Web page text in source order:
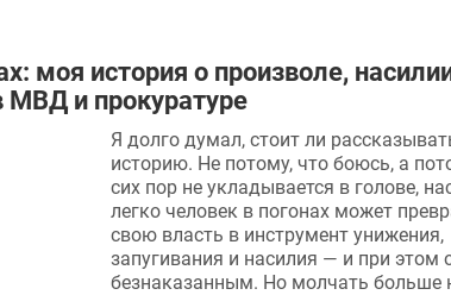
моя история о произволе,
МВД и прокуратуре
Я долго думал, стоит ли
историю. Не потому, что боюсь, а
сих пор не укладывается в голове,
легко человек в погонах может
свою власть в инструмент унижения,
запугивания и насилия — и при этом
безнаказанным. Но молчать больше